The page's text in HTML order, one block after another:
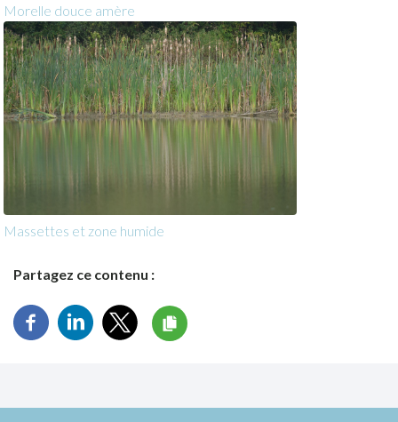
Morelle douce amère
Massettes et zone humide
Partagez ce contenu :